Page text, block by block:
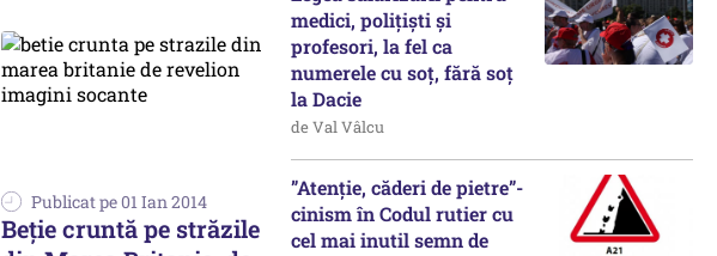
Publicat pe 01 Ian 2014
Beție cruntă pe străzile
medici, polițiști și
profesori, la fel ca
numerele cu soț, fără soț
la Dacie
de Val Vâlcu
”Atenție, căderi de pietre”-
cinism în Codul rutier cu
cel mai inutil semn de